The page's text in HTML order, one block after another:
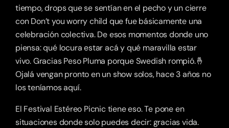
tiempo, drops que se sentían en el pecho y un cierre
con Don’t you worry child que fue básicamente una
celebración colectiva. De esos momentos donde uno
piensa: qué locura estar acá y qué maravilla estar
vivo. Gracias Peso Pluma porque Swedish rompió.🤞
Ojalá vengan pronto en un show solos, hace 3 años no
los teníamos aquí.
El Festival Estéreo Picnic tiene eso. Te pone en
situaciones donde solo puedes decir: gracias vida.